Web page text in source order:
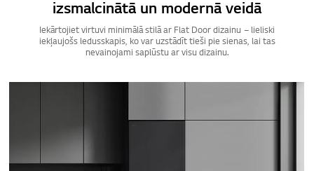
izsmalcinātā un modernā veidā
Iekārtojiet virtuvi minimālā stilā ar Flat Door dizainu – lieliski
iekļaujošs ledusskapis, ko var uzstādīt tieši pie sienas, lai tas
nevainojami saplūstu ar visu dizainu.